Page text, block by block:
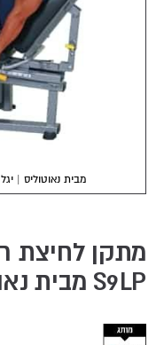
מתקן לחיצת רגליים דגם Evo S9LP מבית נאוטוליס | יגל
beginning
of
gallery
S9LP מבית נאוטוליס